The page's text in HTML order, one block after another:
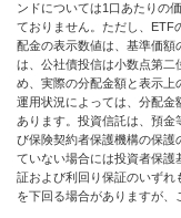
ンドについては1口あたりの
ておりません。ただし、ETF
配金の表示数値は、基準価額
は、公社債投信は小数点第二
め、実際の分配金額と表示上
運用状況によっては、分配金
あります。投資信託は、預金
び保険契約者保護機構の保護
ていない場合には投資者保護
証および利回り保証のいずれ
を下回る場合がありますが、